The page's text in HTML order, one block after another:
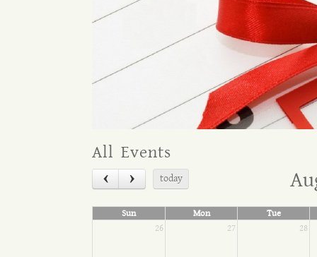
All Events
today
Sun Mon
Tue
26
27 28